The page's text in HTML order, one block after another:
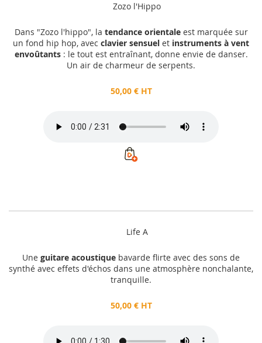
Zozo l'Hippo
Dans "Zozo l'hippo", la tendance orientaleest marquée sur
un fond hip hop, avec clavier sensuel et instruments à vent
envoûtants: le tout est entraînant, donne envie de danser.
Un air de charmeur de serpents.
50,00 € HT
Life A
Une guitare acoustique bavarde flirte avec des sons de
synthé avec effets d'échos dans une atmosphère nonchalante,
tranquille.
50,00 € HT